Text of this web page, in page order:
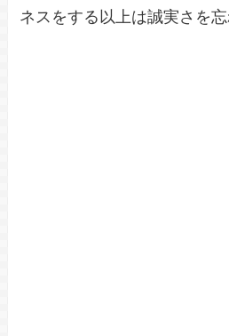
ネスをする以上は誠実さを忘